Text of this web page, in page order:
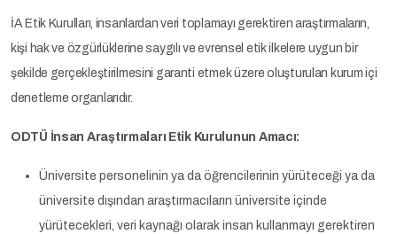
İA Etik Kurulları, insanlardan veri toplamayı gerektiren araştırmaların,
kişi hak ve özgürlüklerine saygılı ve evrensel etik ilkelere uygun bir
şekilde gerçekleştirilmesini garanti etmek üzere oluşturulan kurum içi
denetleme organlarıdır.
ODTÜ İnsan Araştırmaları Etik Kurulunun Amacı:
Üniversite personelinin ya da öğrencilerinin yürüteceği ya da
üniversite dışından araştırmacıların üniversite içinde
yürütecekleri, veri kaynağı olarak insan kullanmayı gerektiren